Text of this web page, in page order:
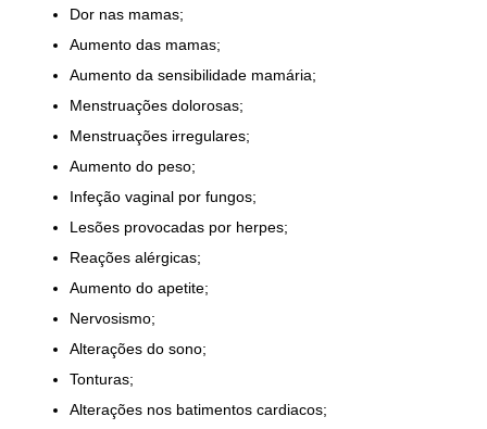
Dor nas mamas;
Aumento das mamas;
Aumento da sensibilidade mamária;
Menstruações dolorosas;
Menstruações irregulares;
Aumento do peso;
Infeção vaginal por fungos;
Lesões provocadas por herpes;
Reações alérgicas;
Aumento do apetite;
Nervosismo;
Alterações do sono;
Tonturas;
Alterações nos batimentos cardiacos;